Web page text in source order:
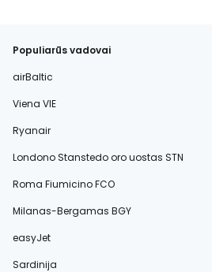
Populiarūs vadovai
airBaltic
Viena VIE
Ryanair
Londono Stanstedo oro uostas STN
Roma Fiumicino FCO
Milanas-Bergamas BGY
easyJet
Sardinija